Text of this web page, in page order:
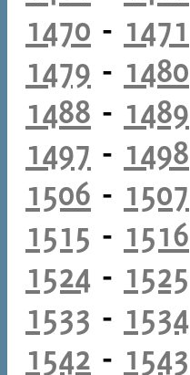
1470 - 1471
1479 - 1480
1488 - 1489
1497 - 1498
1506 - 1507
1515 - 1516
1524 - 1525
1533 - 1534
1542 - 1543